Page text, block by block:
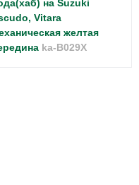
на Suzuki
Vitara
желтая
ka-B029X